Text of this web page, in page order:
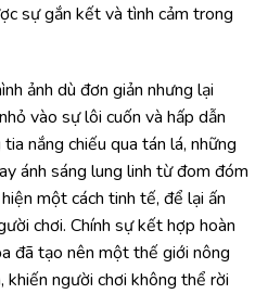
sự gắn kết và tình cảm trong
ảnh dù đơn giản nhưng lại
vào sự lôi cuốn và hấp dẫn
nắng chiếu qua tán lá, những
ánh sáng lung linh từ đom đóm
một cách tinh tế, để lại ấn
chơi. Chính sự kết hợp hoàn
đã tạo nên một thế giới nông
khiến người chơi không thể rời